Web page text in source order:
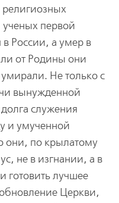
первой
России, а умер в
от Родины они
Не только с
вынужденной
служения
и умученной
они, по крылатому
не в изгнании, а в
готовить лучшее
Церкви,